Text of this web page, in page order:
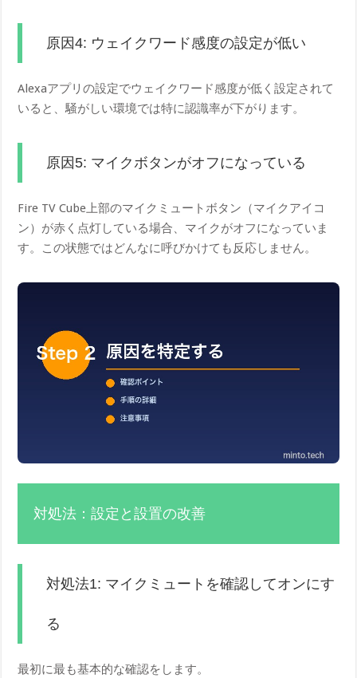
原因4: ウェイクワード感度の設定が低い
Alexaアプリの設定でウェイクワード感度が低く設定されて
いると、騒がしい環境では特に認識率が下がります。
原因5: マイクボタンがオフになっている
Fire TV Cube上部のマイクミュートボタン（マイクアイコ
ン）が赤く点灯している場合、マイクがオフになっていま
す。この状態ではどんなに呼びかけても反応しません。
対処法：設定と設置の改善
対処法1: マイクミュートを確認してオンにす
る
最初に最も基本的な確認をします。